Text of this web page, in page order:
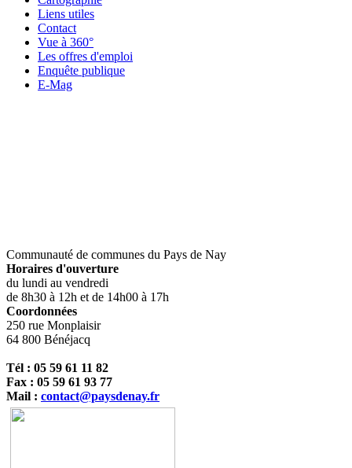
Liens utiles
Contact
Vue à 360°
Les offres d'emploi
Enquête publique
E-Mag
Communauté de communes du Pays de Nay
Horaires d'ouverture
du lundi au vendredi
de 8h30 à 12h et de 14h00 à 17h
Coordonnées
250 rue Monplaisir
64 800 Bénéjacq
Tél : 05 59 61 11 82
Fax : 05 59 61 93 77
Mail : contact@paysdenay.fr